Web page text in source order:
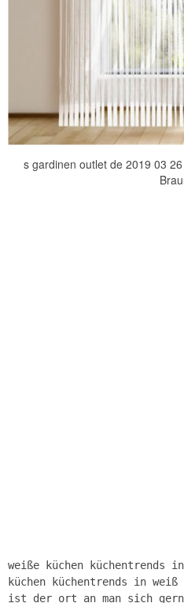
s gardinen outlet de 2019 03
weiße küchen küchentrends
küchen küchentrends in
ist der ort an man sich